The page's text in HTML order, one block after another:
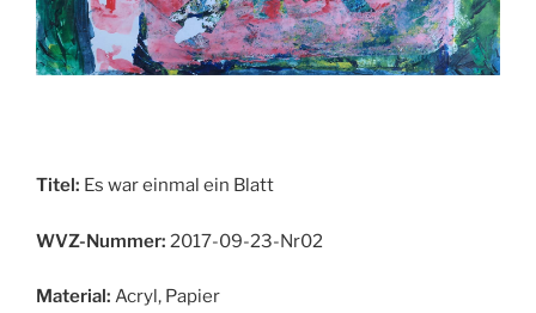
Titel: Es war einmal ein Blatt
WVZ-Nummer: 2017-09-23-Nr02
Material: Acryl, Papier